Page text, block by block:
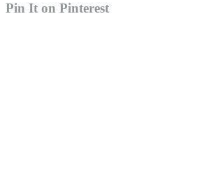
Pin It on Pinterest